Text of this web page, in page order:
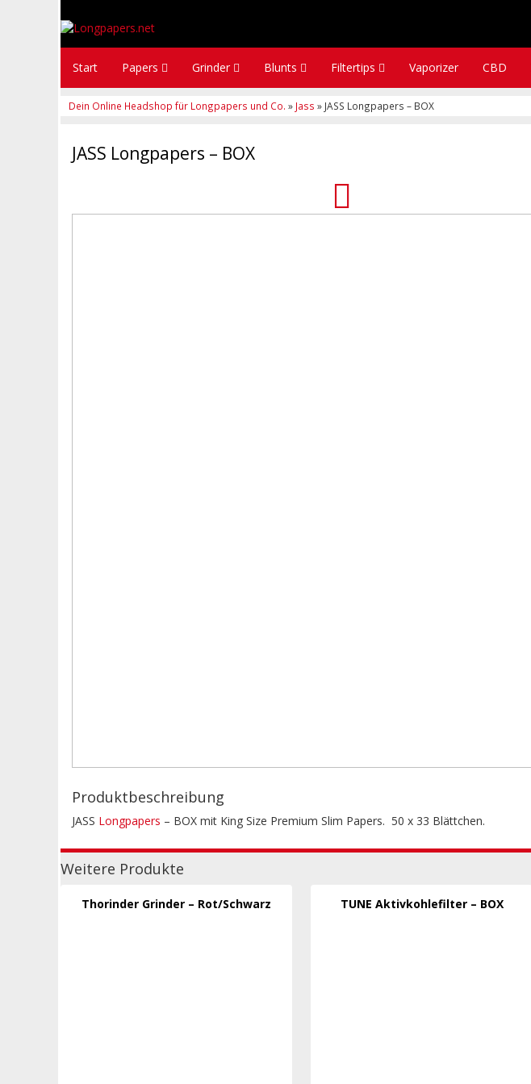
Start Papers Grinder Blunts Filtertips Vaporizer CBD
Dein Online Headshop für Longpapers und Co. » Jass » JASS Longpapers – BOX
JASS Longpapers – BOX
Produktbeschreibung
JASS Longpapers – BOX mit King Size Premium Slim Papers. 50 x 33 Blättchen.
Weitere Produkte
Thorinder Grinder – Rot/Schwarz TUNE Aktivkohlefilter – BOX